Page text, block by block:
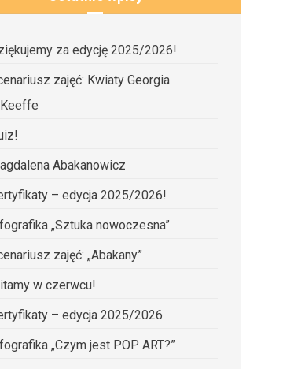
za edycję 2025/2026!
zajęć: Kwiaty Georgia
Abakanowicz
– edycja 2025/2026!
„Sztuka nowoczesna”
zajęć: „Abakany”
w czerwcu!
– edycja 2025/2026
„Czym jest POP ART?”